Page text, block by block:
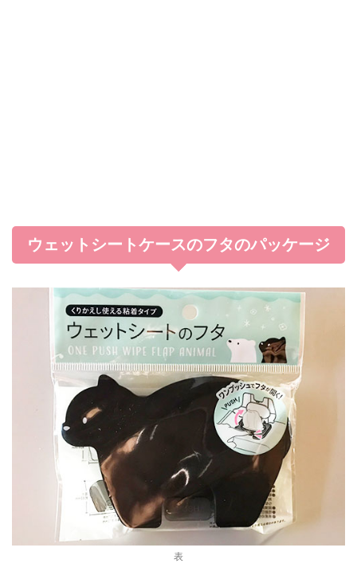
ウェットシートケースのフタのパッケージ
表